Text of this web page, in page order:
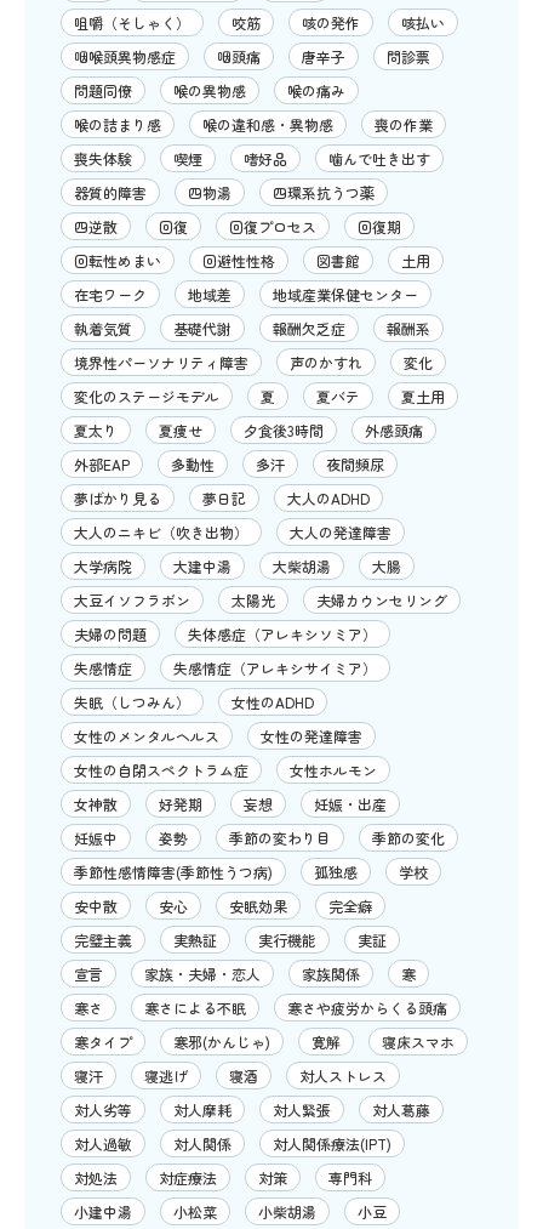
咀嚼（そしゃく）
咬筋 咳の発作
咳払い
咽喉頭異物感症
咽頭痛 唐辛子
問診票
問題同僚
喉の異物感
喉の痛み
喉の詰まり感
喉の違和感・異物感
喪の作業
喪失体験
喫煙 嗜好品
噛んで吐き出す
器質的障害
四物湯
四環系抗うつ薬
四逆散
回復 回復プロセス
回復期
回転性めまい
回避性性格 図書館
土用
在宅ワーク
地域差
地域産業保健センター
執着気質
基礎代謝 報酬欠乏症
報酬系
境界性パーソナリティ障害
声のかすれ
変化
変化のステージモデル
夏 夏バテ
夏土用
夏太り
夏痩せ 夕食後3時間
外感頭痛
外部EAP
多動性 多汗
夜間頻尿
夢ばかり見る
夢日記
大人のADHD
大人のニキビ（吹き出物）
大人の発達障害
大学病院
大建中湯 大柴胡湯
大腸
大豆イソフラボン
太陽光
夫婦カウンセリング
夫婦の問題
失体感症（アレキシソミア）
失感情症
失感情症（アレキシサイミア）
失眠（しつみん）
女性のADHD
女性のメンタルヘルス
女性の発達障害
女性の自閉スペクトラム症
女性ホルモン
女神散
好発期 妄想
妊娠・出産
妊娠中
姿勢 季節の変わり目
季節の変化
季節性感情障害(季節性うつ病)
孤独感
学校
安中散
安心 安眠効果
完全癖
完璧主義
実熱証 実行機能
実証
宣言
家族・夫婦・恋人 家族関係
寒
寒さ
寒さによる不眠
寒さや疲労からくる頭痛
寒タイプ
寒邪(かんじゃ) 寛解
寝床スマホ
寝汗
寝逃げ 寝酒
対人ストレス
対人劣等
対人摩耗 対人緊張
対人葛藤
対人過敏
対人関係
対人関係療法(IPT)
対処法
対症療法 対策
専門科
小建中湯
小松菜 小柴胡湯
小豆